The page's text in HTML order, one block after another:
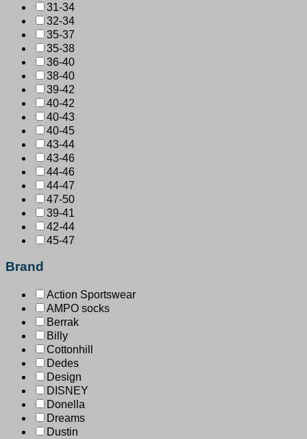
31-34
32-34
35-37
35-38
36-40
38-40
39-42
40-42
40-43
40-45
43-44
43-46
44-46
44-47
47-50
39-41
42-44
45-47
Brand
Action Sportswear
AMPO socks
Berrak
Billy
Cottonhill
Dedes
Design
DISNEY
Donella
Dreams
Dustin